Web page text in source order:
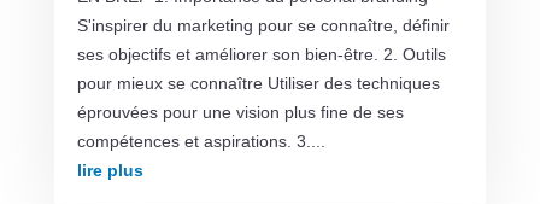
S'inspirer du marketing pour se connaître, définir
ses objectifs et améliorer son bien-être. 2. Outils
pour mieux se connaître Utiliser des techniques
éprouvées pour une vision plus fine de ses
compétences et aspirations. 3....
lire plus